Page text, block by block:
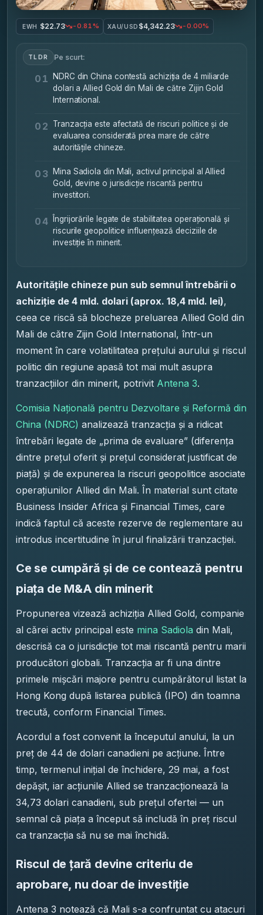
EWH $22.73 -0.81% XAU/USD $4,342.23 -0.00%
TLDR Pe scurt:
01
NDRC din China contestă achiziția de 4 miliarde
dolari a Allied Gold din Mali de către Zijin Gold
International.
02
Tranzacția este afectată de riscuri politice și de
evaluarea considerată prea mare de către
autoritățile chineze.
03
Mina Sadiola din Mali, activul principal al Allied
Gold, devine o jurisdicție riscantă pentru
investitori.
04
Îngrijorările legate de stabilitatea operațională și
riscurile geopolitice influențează deciziile de
investiție în minerit.
Autoritățile chineze pun sub semnul întrebării o
achiziție de 4 mld. dolari (aprox. 18,4 mld. lei),
ceea ce riscă să blocheze preluarea Allied Gold din
Mali de către Zijin Gold International, într-un
moment în care volatilitatea prețului aurului și riscul
politic din regiune apasă tot mai mult asupra
tranzacțiilor din minerit, potrivit Antena 3.
Comisia Națională pentru Dezvoltare și Reformă din
China (NDRC) analizează tranzacția și a ridicat
întrebări legate de „prima de evaluare” (diferența
dintre prețul oferit și prețul considerat justificat de
piață) și de expunerea la riscuri geopolitice asociate
operațiunilor Allied din Mali. În material sunt citate
Business Insider Africa și Financial Times, care
indică faptul că aceste rezerve de reglementare au
introdus incertitudine în jurul finalizării tranzacției.
Ce se cumpără și de ce contează pentru
piața de M&A din minerit
Propunerea vizează achiziția Allied Gold, companie
al cărei activ principal este mina Sadiola din Mali,
descrisă ca o jurisdicție tot mai riscantă pentru marii
producători globali. Tranzacția ar fi una dintre
primele mișcări majore pentru cumpărătorul listat la
Hong Kong după listarea publică (IPO) din toamna
trecută, conform Financial Times.
Acordul a fost convenit la începutul anului, la un
preț de 44 de dolari canadieni pe acțiune. Între
timp, termenul inițial de închidere, 29 mai, a fost
depășit, iar acțiunile Allied se tranzacționează la
34,73 dolari canadieni, sub prețul ofertei — un
semnal că piața a început să includă în preț riscul
ca tranzacția să nu se mai închidă.
Riscul de țară devine criteriu de
aprobare, nu doar de investiție
Antena 3 notează că Mali s-a confruntat cu atacuri